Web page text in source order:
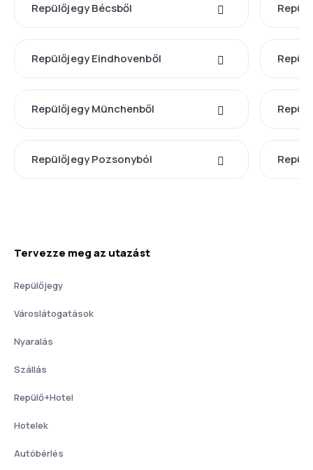
Repülőjegy Bécsből
Repülőjegy Eindhovenből
Repülőjegy Münchenből
Repülőjegy Pozsonyból
Tervezze meg az utazást
Repülőjegy
Városlátogatások
Nyaralás
Szállás
Repülő+Hotel
Hotelek
Autóbérlés